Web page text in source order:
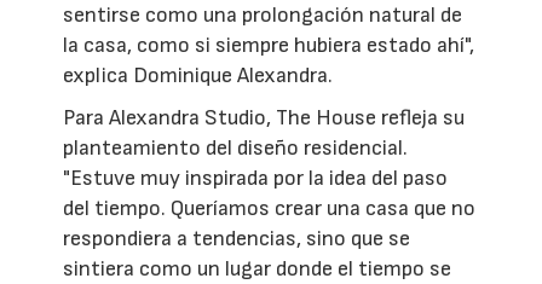
sentirse como una prolongación natural de
la casa, como si siempre hubiera estado ahí",
explica Dominique Alexandra.
Para Alexandra Studio, The House refleja su
planteamiento del diseño residencial.
"Estuve muy inspirada por la idea del paso
del tiempo. Queríamos crear una casa que no
respondiera a tendencias, sino que se
sintiera como un lugar donde el tiempo se